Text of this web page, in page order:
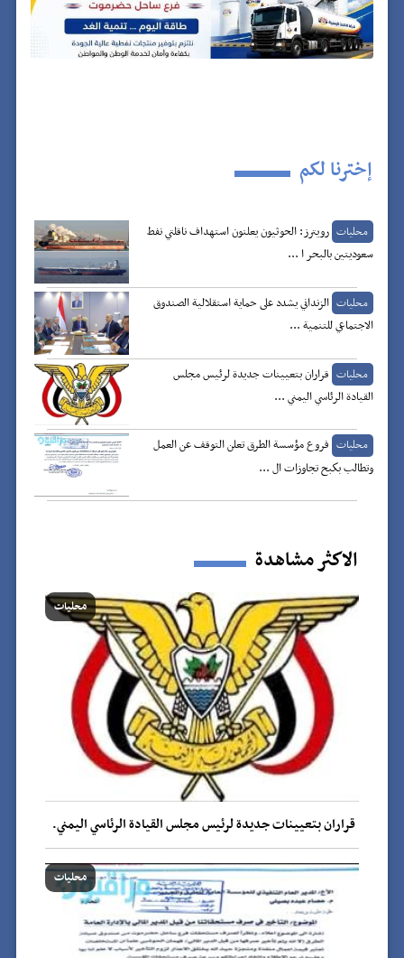
إخترنا لكم
محليات رويترز: الحوثيون يعلنون استهداف ناقلتي نفط
سعوديتين بالبحر ا ...
محليات الزنداني يشدد على حماية استقلالية الصندوق
الاجتماعي للتنمية ...
محليات قراران بتعيينات جديدة لرئيس مجلس
القيادة الرئاسي اليمني ...
محليات فروع مؤسسة الطرق تعلن التوقف عن العمل
وتطالب بكبح تجاوزات ال ...
الاكثر مشاهدة
محليات
قراران بتعيينات جديدة لرئيس مجلس القيادة الرئاسي اليمني.
محليات